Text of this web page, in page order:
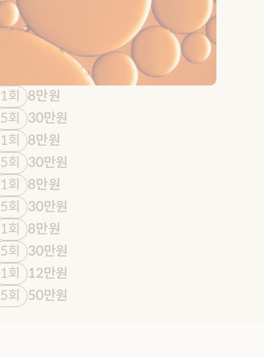
1회
8만원
5회
30만원
1회
8만원
5회
30만원
1회
8만원
5회
30만원
1회
8만원
5회
30만원
1회
12만원
5회
50만원